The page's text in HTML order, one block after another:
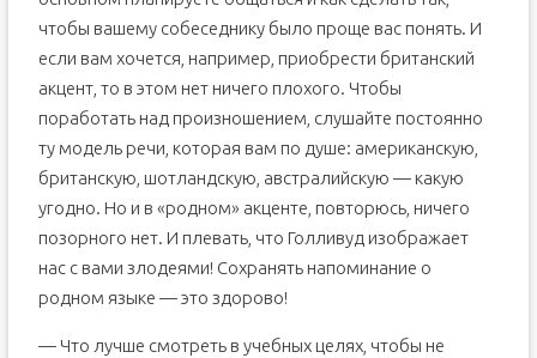
чтобы вашему собеседнику было проще вас понять. И
если вам хочется, например, приобрести британский
акцент, то в этом нет ничего плохого. Чтобы
поработать над произношением, слушайте постоянно
ту модель речи, которая вам по душе: американскую,
британскую, шотландскую, австралийскую — какую
угодно. Но и в «родном» акценте, повторюсь, ничего
позорного нет. И плевать, что Голливуд изображает
нас с вами злодеями! Сохранять напоминание о
родном языке — это здорово!
— Что лучше смотреть в учебных целях, чтобы не